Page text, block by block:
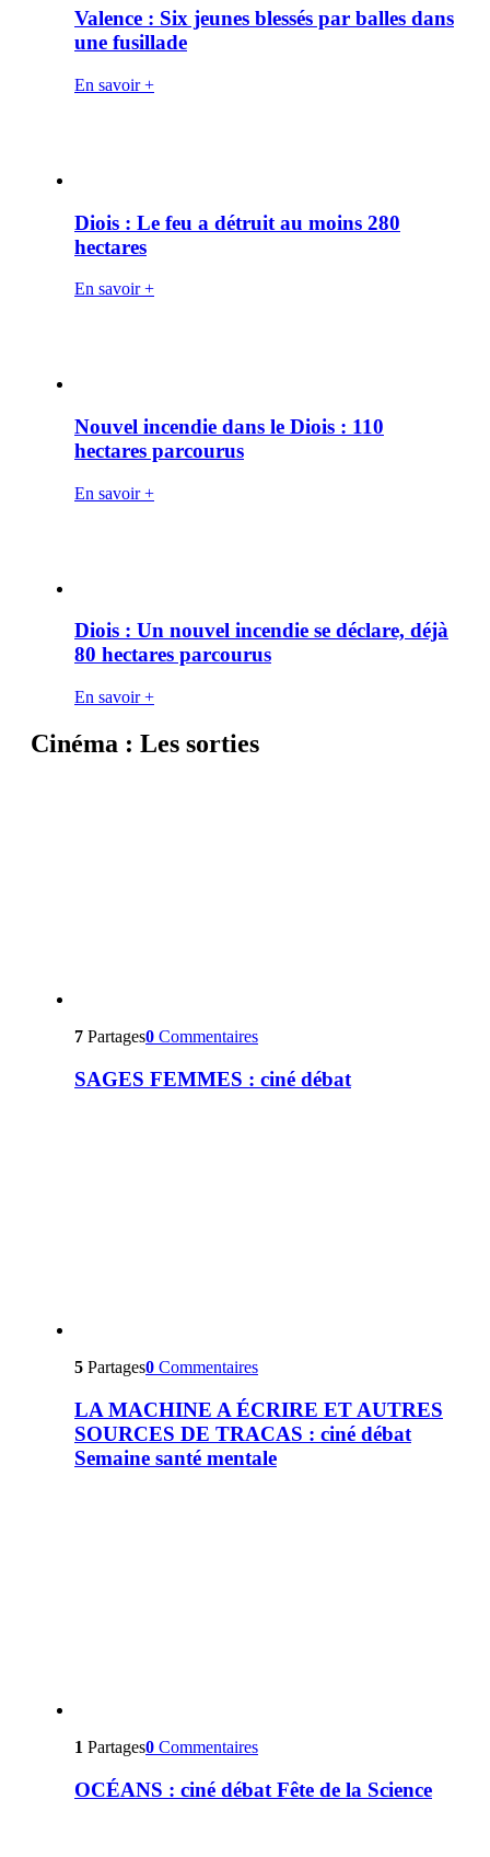
Valence : Six jeunes blessés par balles dans
une fusillade
En savoir +
Diois : Le feu a détruit au moins 280
hectares
En savoir +
Nouvel incendie dans le Diois : 110
hectares parcourus
En savoir +
Diois : Un nouvel incendie se déclare, déjà
80 hectares parcourus
En savoir +
Cinéma : Les sorties
7 Partages0 Commentaires
SAGES FEMMES : ciné débat
5 Partages0 Commentaires
LA MACHINE A ÉCRIRE ET AUTRES
SOURCES DE TRACAS : ciné débat
Semaine santé mentale
1 Partages0 Commentaires
OCÉANS : ciné débat Fête de la Science